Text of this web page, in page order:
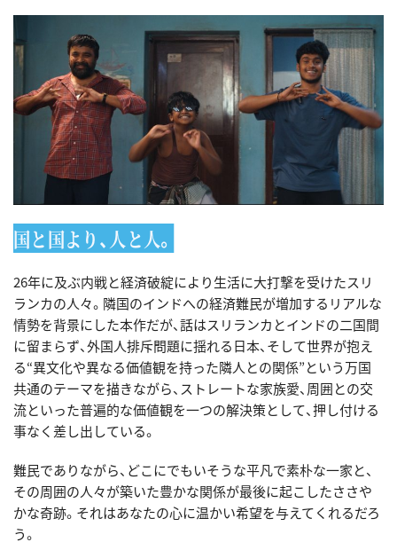
国と国より、人と人。
26年に及ぶ内戦と経済破綻により生活に大打撃を受けたスリ
ランカの人々。隣国のインドへの経済難民が増加するリアルな
情勢を背景にした本作だが、話はスリランカとインドの二国間
に留まらず、外国人排斥問題に揺れる日本、そして世界が抱え
る“異文化や異なる価値観を持った隣人との関係”という万国
共通のテーマを描きながら、ストレートな家族愛、周囲との交
流といった普遍的な価値観を一つの解決策として、押し付ける
事なく差し出している。
難民でありながら、どこにでもいそうな平凡で素朴な一家と、
その周囲の人々が築いた豊かな関係が最後に起こしたささや
かな奇跡。それはあなたの心に温かい希望を与えてくれるだろ
う。